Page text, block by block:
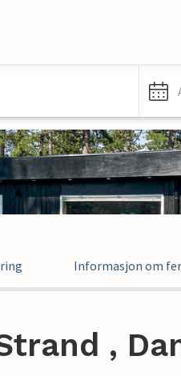
Informasjon om
,